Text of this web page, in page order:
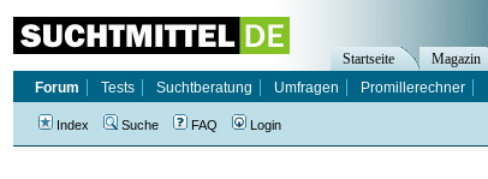
Startseite Magazin
Forum
Tests Suchtberatung Umfragen Promillerechner
Index Suche FAQ Login